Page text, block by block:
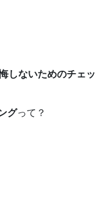
しないためのチェッ
グって？